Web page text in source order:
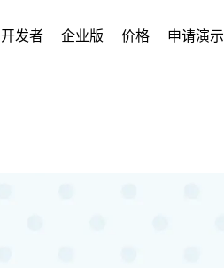
开发者 企业版 价格 申请演示